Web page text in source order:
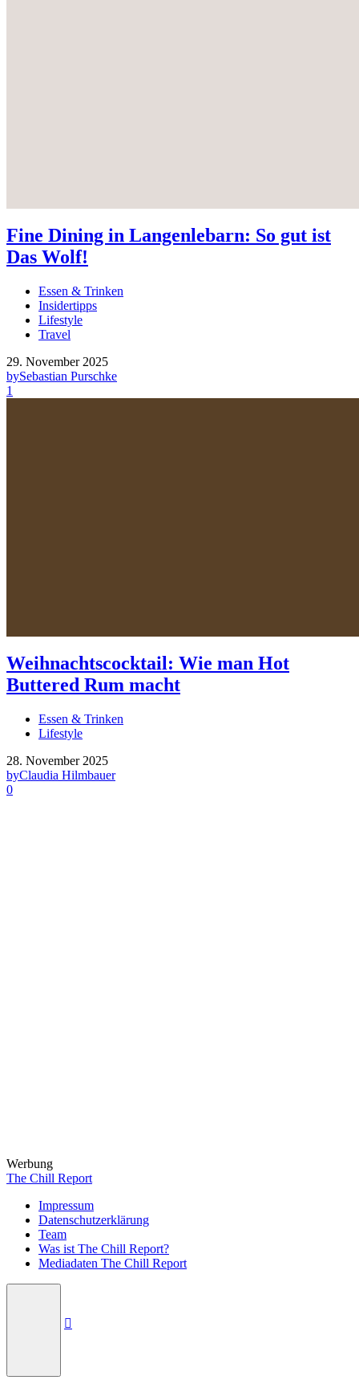
Fine Dining in Langenlebarn: So gut ist
Das Wolf!
Essen & Trinken
Insidertipps
Lifestyle
Travel
29. November 2025
bySebastian Purschke
1
Weihnachtscocktail: Wie man Hot
Buttered Rum macht
Essen & Trinken
Lifestyle
28. November 2025
byClaudia Hilmbauer
0
Werbung
The Chill Report
Impressum
Datenschutzerklärung
Team
Was ist The Chill Report?
Mediadaten The Chill Report